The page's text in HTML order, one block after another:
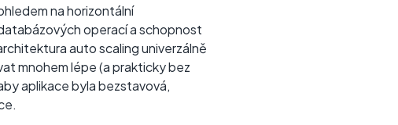
na horizontální
operací a schopnost
auto scaling univerzálně
mnohem lépe (a prakticky bez
aplikace byla bezstavová,